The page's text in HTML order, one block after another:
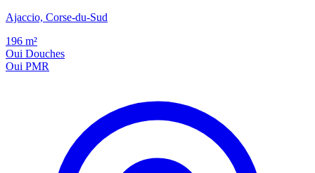
Ajaccio, Corse-du-Sud
196 m²
Oui Douches
Oui PMR